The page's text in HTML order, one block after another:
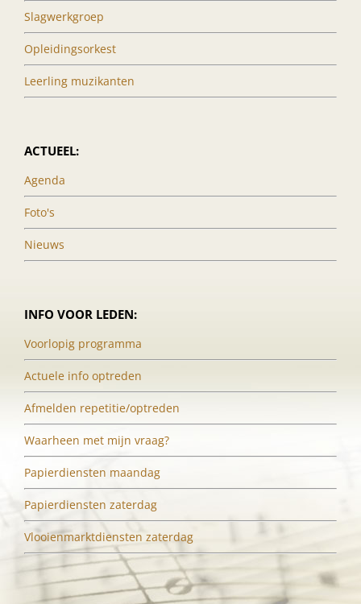
Slagwerkgroep
Opleidingsorkest
Leerling muzikanten
ACTUEEL:
Agenda
Foto's
Nieuws
INFO VOOR LEDEN:
Voorlopig programma
Actuele info optreden
Afmelden repetitie/optreden
Waarheen met mijn vraag?
Papierdiensten maandag
Papierdiensten zaterdag
Vlooienmarktdiensten zaterdag